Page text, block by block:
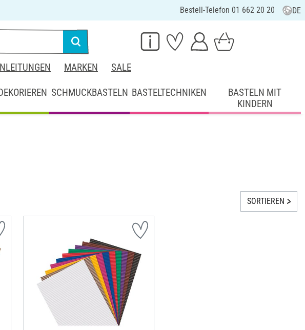
Bestell-Telefon 01 662 20 20 DE
MARKEN SALE
SCHMUCKBASTELN BASTELTECHNIKEN
BASTELN MIT
KINDERN
SORTIEREN